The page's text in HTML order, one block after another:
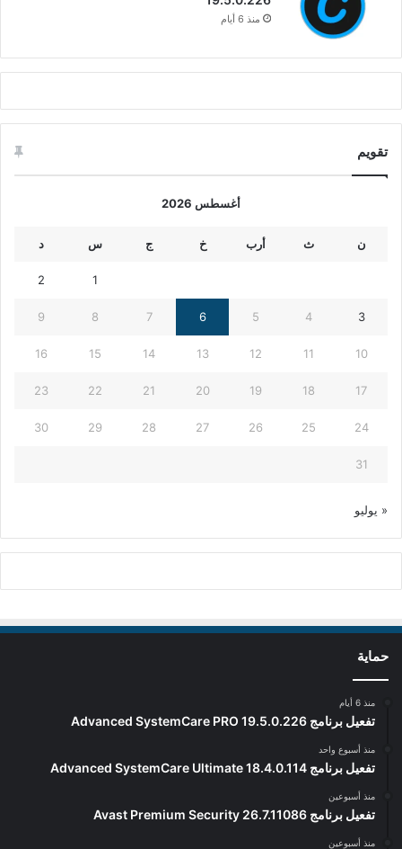
منذ 6 أيام
تقويم
أغسطس 2026
ن ث أرب خ ج س د
1
2
3
4
5
6
7
8
9
10
11
12
13
14
15
16
17
18
19
20
21
22
23
24
25
26
27
28
29
30
31
« يوليو
حماية
منذ 6 أيام
تفعيل برنامج Advanced SystemCare PRO 19.5.0.226
منذ أسبوع واحد
تفعيل برنامج Advanced SystemCare Ultimate 18.4.0.114
منذ أسبوعين
تفعيل برنامج Avast Premium Security 26.7.11086
منذ أسبوعين